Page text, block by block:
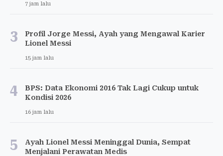
7 jam lalu
3
Profil Jorge Messi, Ayah yang Mengawal Karier
Lionel Messi
15 jam lalu
4
BPS: Data Ekonomi 2016 Tak Lagi Cukup untuk
Kondisi 2026
16 jam lalu
5
Ayah Lionel Messi Meninggal Dunia, Sempat
Menjalani Perawatan Medis